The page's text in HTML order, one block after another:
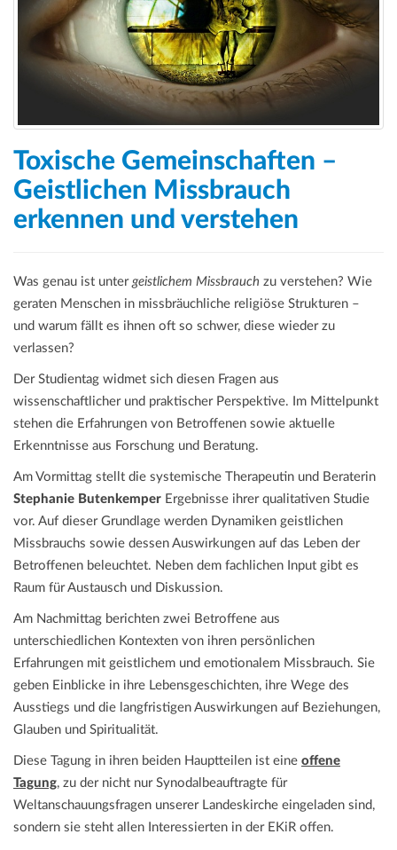
t
i
Toxische Gemeinschaften –
Geistlichen Missbrauch
erkennen und verstehen
Was genau ist unter geistlichem Missbrauch zu verstehen? Wie
geraten Menschen in missbräuchliche religiöse Strukturen –
und warum fällt es ihnen oft so schwer, diese wieder zu
verlassen?
Der Studientag widmet sich diesen Fragen aus
wissenschaftlicher und praktischer Perspektive. Im Mittelpunkt
stehen die Erfahrungen von Betroffenen sowie aktuelle
Erkenntnisse aus Forschung und Beratung.
Am Vormittag stellt die systemische Therapeutin und Beraterin
Stephanie Butenkemper Ergebnisse ihrer qualitativen Studie
vor. Auf dieser Grundlage werden Dynamiken geistlichen
Missbrauchs sowie dessen Auswirkungen auf das Leben der
Betroffenen beleuchtet. Neben dem fachlichen Input gibt es
Raum für Austausch und Diskussion.
Am Nachmittag berichten zwei Betroffene aus
unterschiedlichen Kontexten von ihren persönlichen
Erfahrungen mit geistlichem und emotionalem Missbrauch. Sie
geben Einblicke in ihre Lebensgeschichten, ihre Wege des
Ausstiegs und die langfristigen Auswirkungen auf Beziehungen,
Glauben und Spiritualität.
Diese Tagung in ihren beiden Hauptteilen ist eine offene
Tagung, zu der nicht nur Synodalbeauftragte für
Weltanschauungsfragen unserer Landeskirche eingeladen sind,
sondern sie steht allen Interessierten in der EKiR offen.